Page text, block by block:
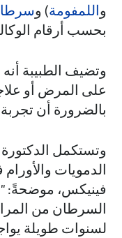
واللمفومة) و
بحسب أرقام
وتضيف الطبيبة
على المرض أو
بالضرورة أن
وتستكمل
الدمويات
فينيكس، موضحةً:
السرطان من
لسنوات طويلة